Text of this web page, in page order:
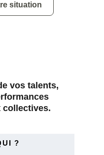
situation
vos talents,
collectives.
?